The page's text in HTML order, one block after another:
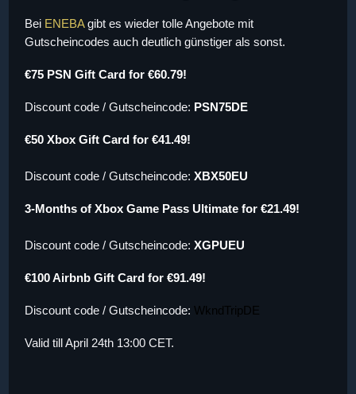
Bei ENEBAgibt es wieder tolle Angebote mit
Gutscheincodes auch deutlich günstiger als sonst.
€75 PSN Gift Card for €60.79!
Discount code / Gutscheincode: PSN75DE
€50 Xbox Gift Card for €41.49!
Discount code / Gutscheincode: XBX50EU
3-Months of Xbox Game Pass Ultimate for €21.49!
Discount code / Gutscheincode: XGPUEU
€100 Airbnb Gift Card for €91.49!
Discount code / Gutscheincode: WkndTripDE
Valid till April 24th 13:00 CET.